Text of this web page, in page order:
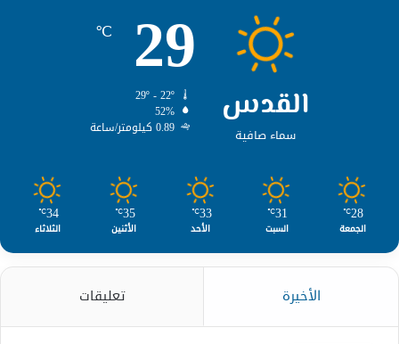
القدس
سماء صافية
29
℃
52%
0.89 كيلومتر/ساعة
28
℃
الجمعة
31
℃
السبت
33
℃
الأحد
35
℃
الأثنين
34
℃
الثلاثاء
الأخيرة تعليقات